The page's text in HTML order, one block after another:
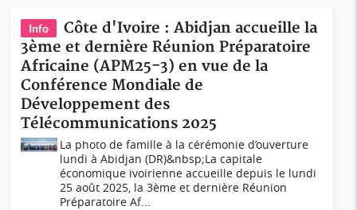
Info
Côte d'Ivoire : Abidjan accueille la
3ème et dernière Réunion Préparatoire
Africaine (APM25-3) en vue de la
Conférence Mondiale de
Développement des
Télécommunications 2025
La photo de famille à la cérémonie d’ouverture
lundi à Abidjan (DR)&nbsp;La capitale
économique ivoirienne accueille depuis le lundi
25 août 2025, la 3ème et dernière Réunion
Préparatoire Af...